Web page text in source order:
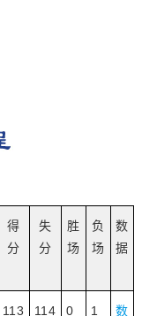
得
分
失
分
胜
场
负
场
数
据
113 114 0 1
数